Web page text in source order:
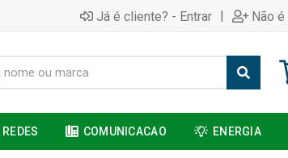
Já é cliente? - Entrar | Não
REDES COMUNICACAO ENERGIA